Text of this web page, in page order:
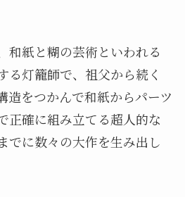
和紙と糊の芸術といわれる
る灯籠師で、祖父から続く
造をつかんで和紙からパーツ
正確に組み立てる超人的な
でに数々の大作を生み出し